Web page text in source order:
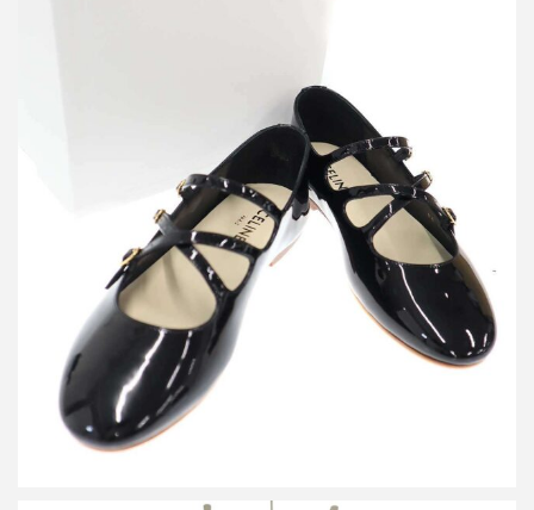
セリーヌ クリスクロス ベビーズバレリーナ フラットシューズ
詳しく見る